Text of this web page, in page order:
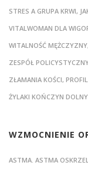
STRES A GRUPA KRWI,
VITALWOMAN DLA
WITALNOŚĆ
ZESPÓŁ
ZŁAMANIA KOŚCI,
ŻYLAKI KOŃCZYN
WZMOCNIENIE
ASTMA. ASTMA